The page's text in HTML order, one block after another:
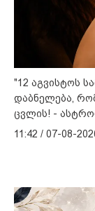
"12 აგვისტოს
დაბნელება,
ცვლის! -
11:42 / 07-08-